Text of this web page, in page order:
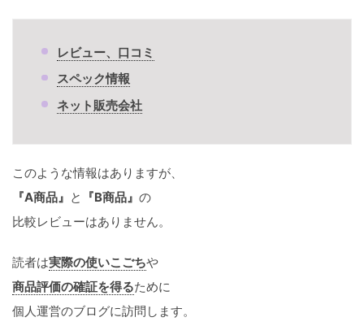
レビュー、口コミ
スペック情報
ネット販売会社
このような情報はありますが、
『A商品』 と 『B商品』 の
比較レビューはありません。
読者は実際の使いこごちや
商品評価の確証を得るために
個人運営のブログに訪問します。